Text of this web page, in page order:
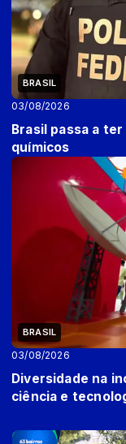
BRASIL
03/08/2026
Brasil passa a
químicos
BRASIL
03/08/2026
Diversidade na
ciência e